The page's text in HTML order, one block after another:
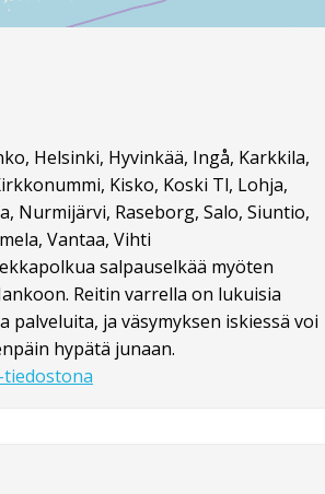
Helsinki, Hyvinkää, Ingå, Karkkila,
Kisko, Koski Tl, Lohja,
Nurmijärvi, Raseborg, Salo, Siuntio,
Vantaa, Vihti
salpauselkää myöten
Reitin varrella on lukuisia
palveluita, ja väsymyksen iskiessä voi
hypätä junaan.
tiedostona